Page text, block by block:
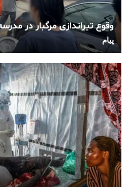
وقوع تیراندازی مرگبار در
پیام